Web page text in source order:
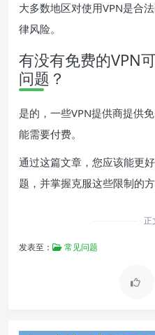
大多数地区对使用VPN是合
律风险。
有没有免费的VPN
问题？
是的，一些VPN提供商提供
能需要付费。
通过这篇文章，您应该能更
题，并掌握克服这些限制的方
正
发表至： 常见问题